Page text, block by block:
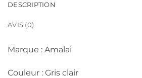
DESCRIPTION
AVIS (0)
Marque : Amalai
Couleur : Gris clair